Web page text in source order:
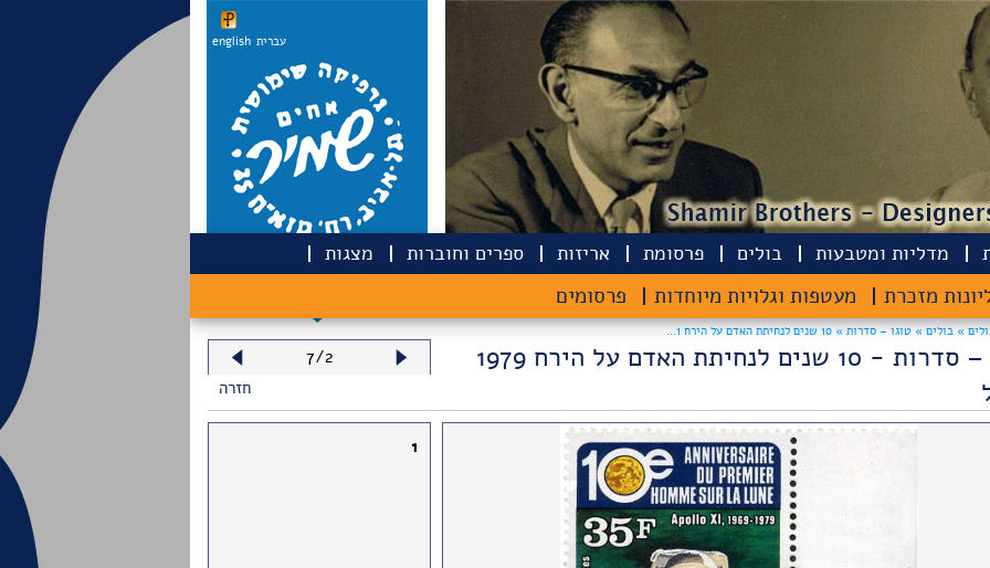
english עברית
מדליות ומטבעות בולים
מזכרת מעטפות וגלויות מיוחדות פרסומים
פרסומת אריזות ספרים וחוברות
מצגות
»בולים »טוגו – סדרות » 10 שנים לנחיתת האדם על הירח 1...
7/2
טוגו – סדרות - 10 שנים לנחיתת האדם על הירח 1979
חזרה
1